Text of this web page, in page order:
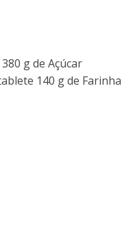
g de Açúcar
140 g de Farinha